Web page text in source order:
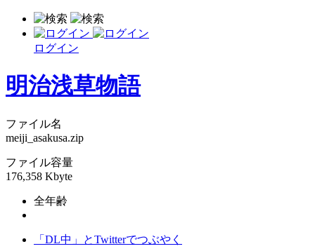
ログイン
明治浅草物語
ファイル名
meiji_asakusa.zip
ファイル容量
176,358 Kbyte
全年齢
「DL中」とTwitterでつぶやく